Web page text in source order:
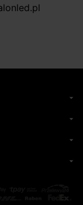
arrow_drop_down
arrow_drop_down
arrow_drop_down
arrow_drop_down